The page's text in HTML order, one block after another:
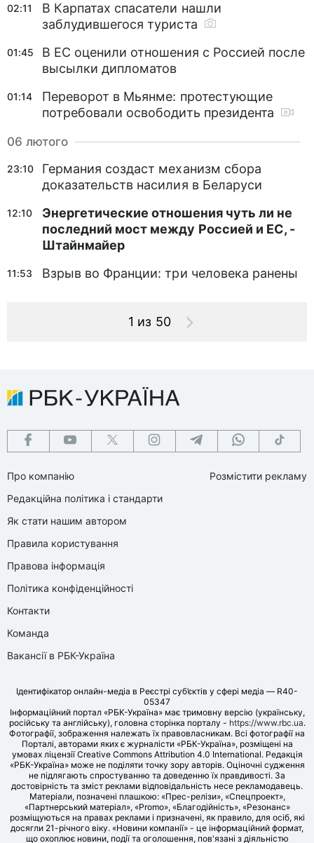
02:11
В Карпатах спасатели нашли
заблудившегося туриста
01:45
В ЕС оценили отношения с Россией после
высылки дипломатов
01:14
Переворот в Мьянме: протестующие
потребовали освободить президента
06 лютого
23:10
Германия создаст механизм сбора
доказательств насилия в Беларуси
12:10
Энергетические отношения чуть ли не
последний мост между Россией и ЕС, -
Штайнмайер
11:53 Взрыв во Франции: три человека ранены
1 из 50
Про компанію
Редакційна політика і стандарти
Як стати нашим автором
Правила користування
Правова інформація
Політика конфіденційності
Контакти
Команда
Вакансії в РБК-Україна
Розмістити рекламу
Ідентифікатор онлайн-медіа в Реєстрі суб’єктів у сфері медіа — R40-
05347
Інформаційний портал «РБК-Україна» має тримовну версію (українську,
російську та англійську), головна сторінка порталу - https://www.rbc.ua.
Фотографії, зображення належать їх правовласникам. Всі фотографії на
Порталі, авторами яких є журналісти «РБК-Україна», розміщені на
умовах ліцензії Creative Commons Attribution 4.0 International. Редакція
«РБК-Україна» може не поділяти точку зору авторів. Оціночні судження
не підлягають спростуванню та доведенню їх правдивості. За
достовірність та зміст реклами відповідальність несе рекламодавець.
Матеріали, позначені плашкою: «Прес-релізи», «Спецпроект»,
«Партнерський матеріал», «Promo», «Благодійність», «Резонанс»
розміщуються на правах реклами і призначені, як правило, для осіб, які
досягли 21-річного віку. «Новини компанії» - це інформаційний формат,
що охоплює новини, події та оголошення, пов'язані з діяльністю